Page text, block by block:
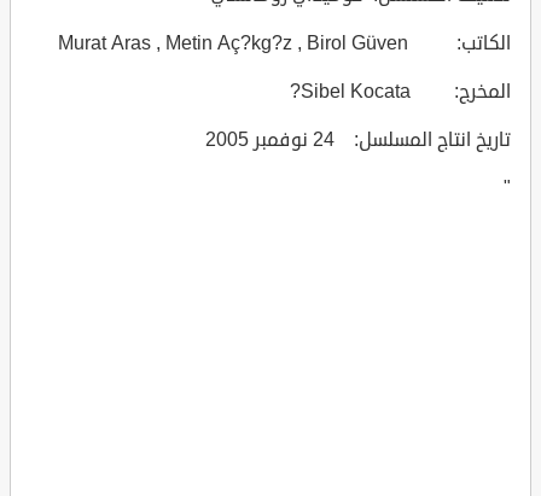
الكاتب: Murat Aras , Metin Aç?kg?z , Birol Güven
المخرج: Sibel Kocata?
تاريخ انتاج المسلسل: 24 نوفمبر 2005
"